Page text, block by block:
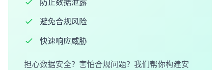
避免合规风险
快速响应威胁
担心数据安全？害怕合规问题？我们帮你构建安